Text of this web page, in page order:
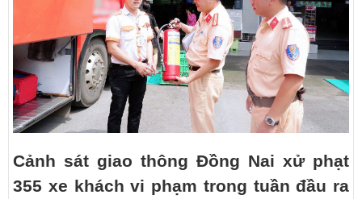
Cảnh sát giao thông Đồng Nai xử phạt
355 xe khách vi phạm trong tuần đầu ra